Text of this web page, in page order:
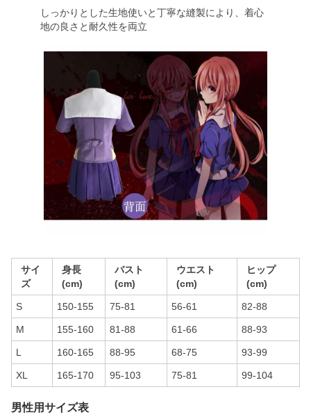
しっかりとした生地使いと丁寧な縫製により、着心
地の良さと耐久性を両立
サイ
ズ
身長
(cm)
バスト
(cm)
ウエスト
(cm)
ヒップ
(cm)
S 150-155 75-81 56-61 82-88
M 155-160 81-88 61-66 88-93
L 160-165 88-95 68-75 93-99
XL 165-170 95-103 75-81 99-104
男性用サイズ表